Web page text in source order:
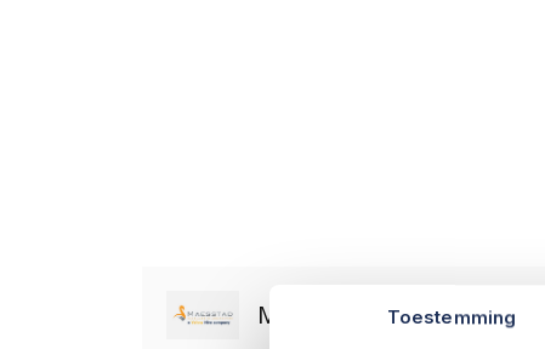
Toestemming
Maesstad